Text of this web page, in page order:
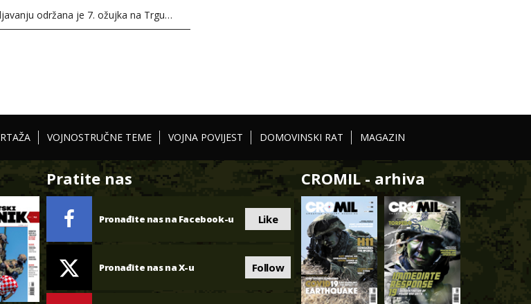
održana je 7. ožujka na Trgu…
VOJNOSTRUČNE TEME VOJNA POVIJEST DOMOVINSKI RAT MAGAZIN
Pratite nas
Pronađite nas na Facebook-u Like
Pronađite nas na X-u Follow
CROMIL - arhiva